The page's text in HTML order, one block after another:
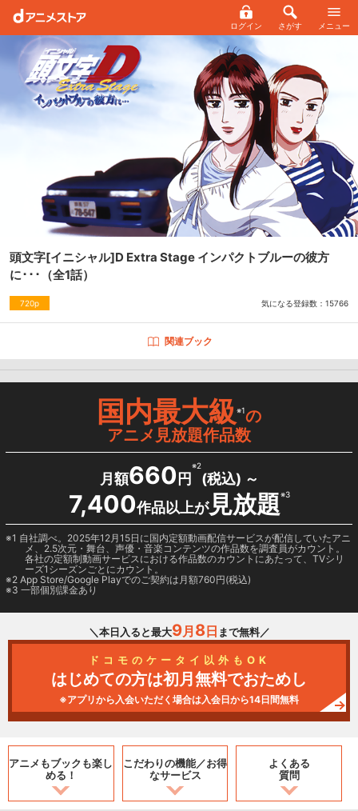
ログイン さがす メニュー
頭文字[イニシャル]D Extra Stage インパクトブルーの彼方
に･･･ （全1話）
720p 気になる登録数： 15766
関連ブック
国内最大級※1の
アニメ見放題作品数
月額660 円
※2
(税込) ～
7,400作品以上が見放題※3
1 自社調べ。2025年12月15日に国内定額動画配信サービスが配信していたアニ
メ、2.5次元・舞台、声優・音楽コンテンツの作品数を調査員がカウント。
各社の定額制動画サービスにおける作品数のカウントにあたって、TVシリ
ーズ1シーズンごとにカウント。
2 App Store/Google Playでのご契約は月額760円(税込)
3 一部個別課金あり
＼本日入ると最大9月 8日 まで無料／
ドコモのケータイ以外もOK
はじめての方は初月無料でおためし
※アプリから入会いただく場合は入会日から14日間無料
アニメもブックも楽し
める！
こだわりの機能／お得
なサービス
よくある
質問